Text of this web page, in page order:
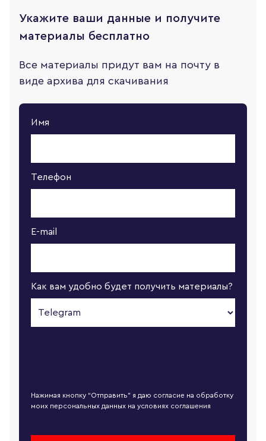
Укажите ваши данные и получите
материалы бесплатно
Все материалы придут вам на почту в
виде архива для скачивания
Имя
Телефон
E-mail
Как вам удобно будет получить материалы?
Нажимая кнопку “Отправить” я даю согласие на обработку
моих персональных данных на условиях соглашения